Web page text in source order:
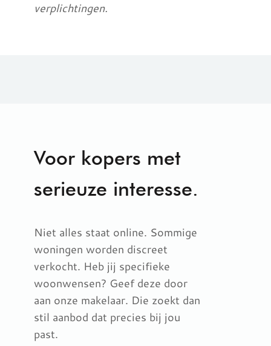
verplichtingen.
Voor kopers met
serieuze interesse.
Niet alles staat online. Sommige
woningen worden discreet
verkocht. Heb jij specifieke
woonwensen? Geef deze door
aan onze makelaar. Die zoekt dan
stil aanbod dat precies bij jou
past.